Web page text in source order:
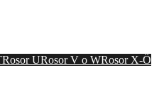
Rosor URosor V o WRosor X-Ö